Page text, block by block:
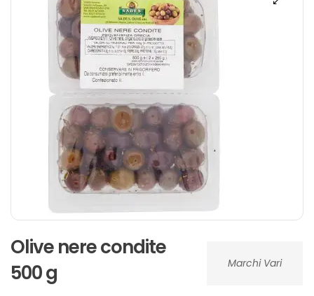
Marchi Vari
Olive nere condite
500 g